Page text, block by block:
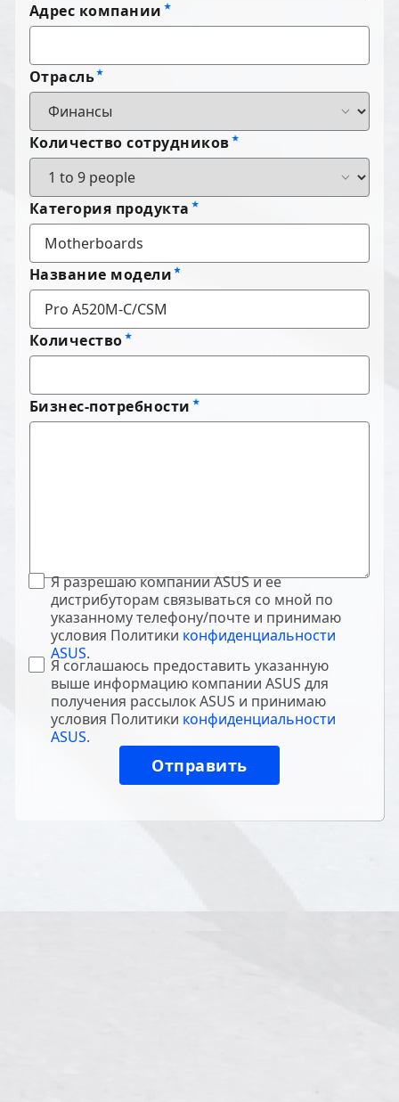
Адрес компании
Отрасль
Количество сотрудников
Категория продукта
Название модели
Количество
Бизнес-потребности
Я разрешаю компании ASUS и ее
дистрибуторам связываться со мной по
указанному телефону/почте и принимаю
условия Политики конфиденциальности
ASUS.
Я соглашаюсь предоставить указанную
выше информацию компании ASUS для
получения рассылок ASUS и принимаю
условия Политики конфиденциальности
ASUS.